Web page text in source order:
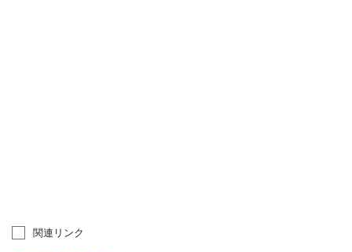
関連リンク